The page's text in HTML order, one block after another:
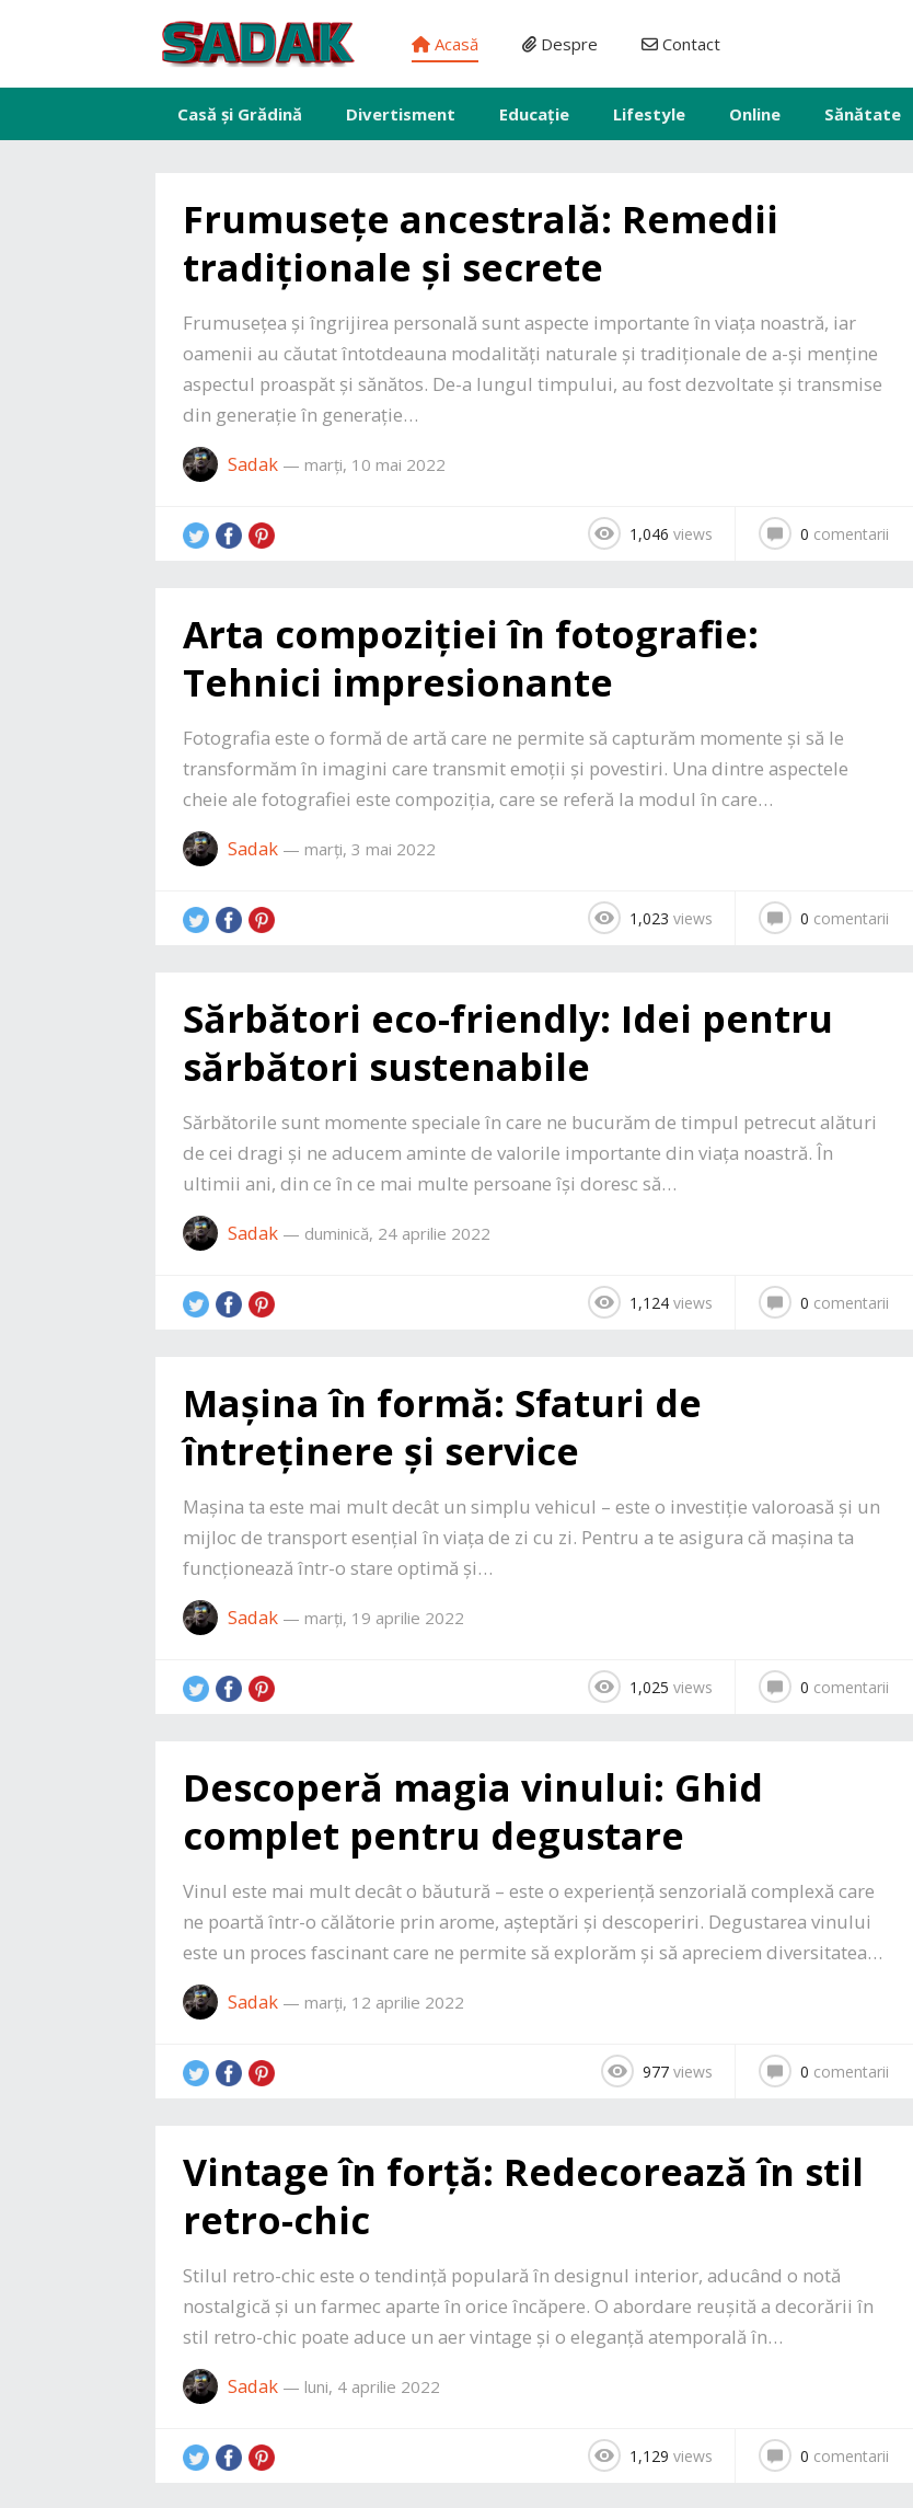
Acasă Despre Contact
Casă și Grădină Divertisment Educație Lifestyle Online Sănătate
Frumusețe ancestrală: Remedii
tradiționale și secrete
Frumusețea și îngrijirea personală sunt aspecte importante în viața noastră, iar
oamenii au căutat întotdeauna modalități naturale și tradiționale de a-și menține
aspectul proaspăt și sănătos. De-a lungul timpului, au fost dezvoltate și transmise
din generație în generație…
Sadak — marți, 10 mai 2022
1,046 views 0 comentarii
Arta compoziției în fotografie:
Tehnici impresionante
Fotografia este o formă de artă care ne permite să capturăm momente și să le
transformăm în imagini care transmit emoții și povestiri. Una dintre aspectele
cheie ale fotografiei este compoziția, care se referă la modul în care…
Sadak — marți, 3 mai 2022
1,023 views 0 comentarii
Sărbători eco-friendly: Idei pentru
sărbători sustenabile
Sărbătorile sunt momente speciale în care ne bucurăm de timpul petrecut alături
de cei dragi și ne aducem aminte de valorile importante din viața noastră. În
ultimii ani, din ce în ce mai multe persoane își doresc să…
Sadak — duminică, 24 aprilie 2022
1,124 views 0 comentarii
Mașina în formă: Sfaturi de
întreținere și service
Mașina ta este mai mult decât un simplu vehicul – este o investiție valoroasă și un
mijloc de transport esențial în viața de zi cu zi. Pentru a te asigura că mașina ta
funcționează într-o stare optimă și…
Sadak — marți, 19 aprilie 2022
1,025 views 0 comentarii
Descoperă magia vinului: Ghid
complet pentru degustare
Vinul este mai mult decât o băutură – este o experiență senzorială complexă care
ne poartă într-o călătorie prin arome, așteptări și descoperiri. Degustarea vinului
este un proces fascinant care ne permite să explorăm și să apreciem diversitatea…
Sadak — marți, 12 aprilie 2022
977 views 0 comentarii
Vintage în forță: Redecorează în stil
retro-chic
Stilul retro-chic este o tendință populară în designul interior, aducând o notă
nostalgică și un farmec aparte în orice încăpere. O abordare reușită a decorării în
stil retro-chic poate aduce un aer vintage și o eleganță atemporală în…
Sadak — luni, 4 aprilie 2022
1,129 views 0 comentarii